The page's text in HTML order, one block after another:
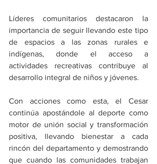
Líderes comunitarios destacaron la
importancia de seguir llevando este tipo
de espacios a las zonas rurales e
indígenas, donde el acceso a
actividades recreativas contribuye al
desarrollo integral de niños y jóvenes.
Con acciones como esta, el Cesar
continúa apostándole al deporte como
motor de unión social y transformación
positiva, llevando bienestar a cada
rincón del departamento y demostrando
que cuando las comunidades trabajan